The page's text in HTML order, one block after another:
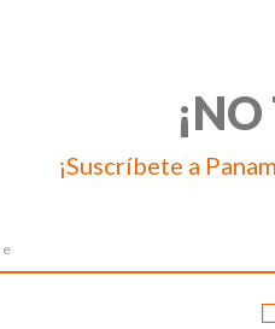
¡Suscríbete a